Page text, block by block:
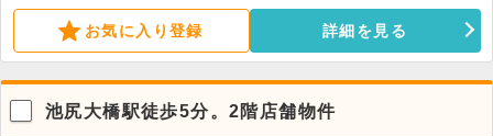
お気に入り登録 詳細を見る
池尻大橋駅徒歩5分。2階店舗物件